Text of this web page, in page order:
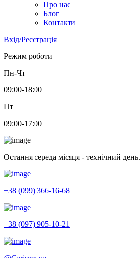
Про нас
Блог
Контакти
Вхід/Реєстрація
Режим роботи
Пн-Чт
09:00-18:00
Пт
09:00-17:00
Остання середа місяця - технічний день.
+38 (099) 366-16-68
+38 (097) 905-10-21